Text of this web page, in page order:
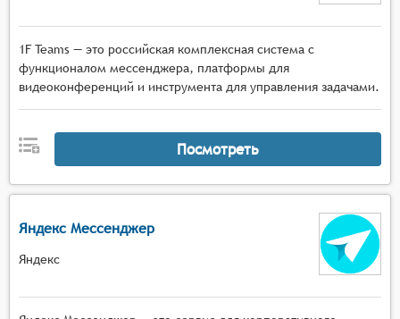
1F Teams — это российская комплексная система с
функционалом мессенджера, платформы для
видеоконференций и инструмента для управления задачами.
Посмотреть
Яндекс Мессенджер
Яндекс